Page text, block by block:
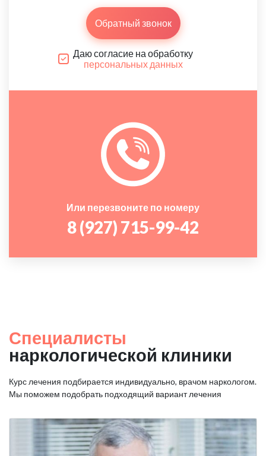
Обратный звонок
Даю согласие на обработку
персональных данных
Или перезвоните по номеру
8 (927) 715-99-42
Специалисты
наркологической клиники
Курс лечения подбирается индивидуально, врачом наркологом.
Мы поможем подобрать подходящий вариант лечения